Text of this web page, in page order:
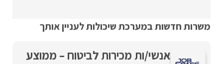
משרות חדשות במערכת שיכולות לעניין אותך
אנשי/ות מכירות לביטוח – ממוצע